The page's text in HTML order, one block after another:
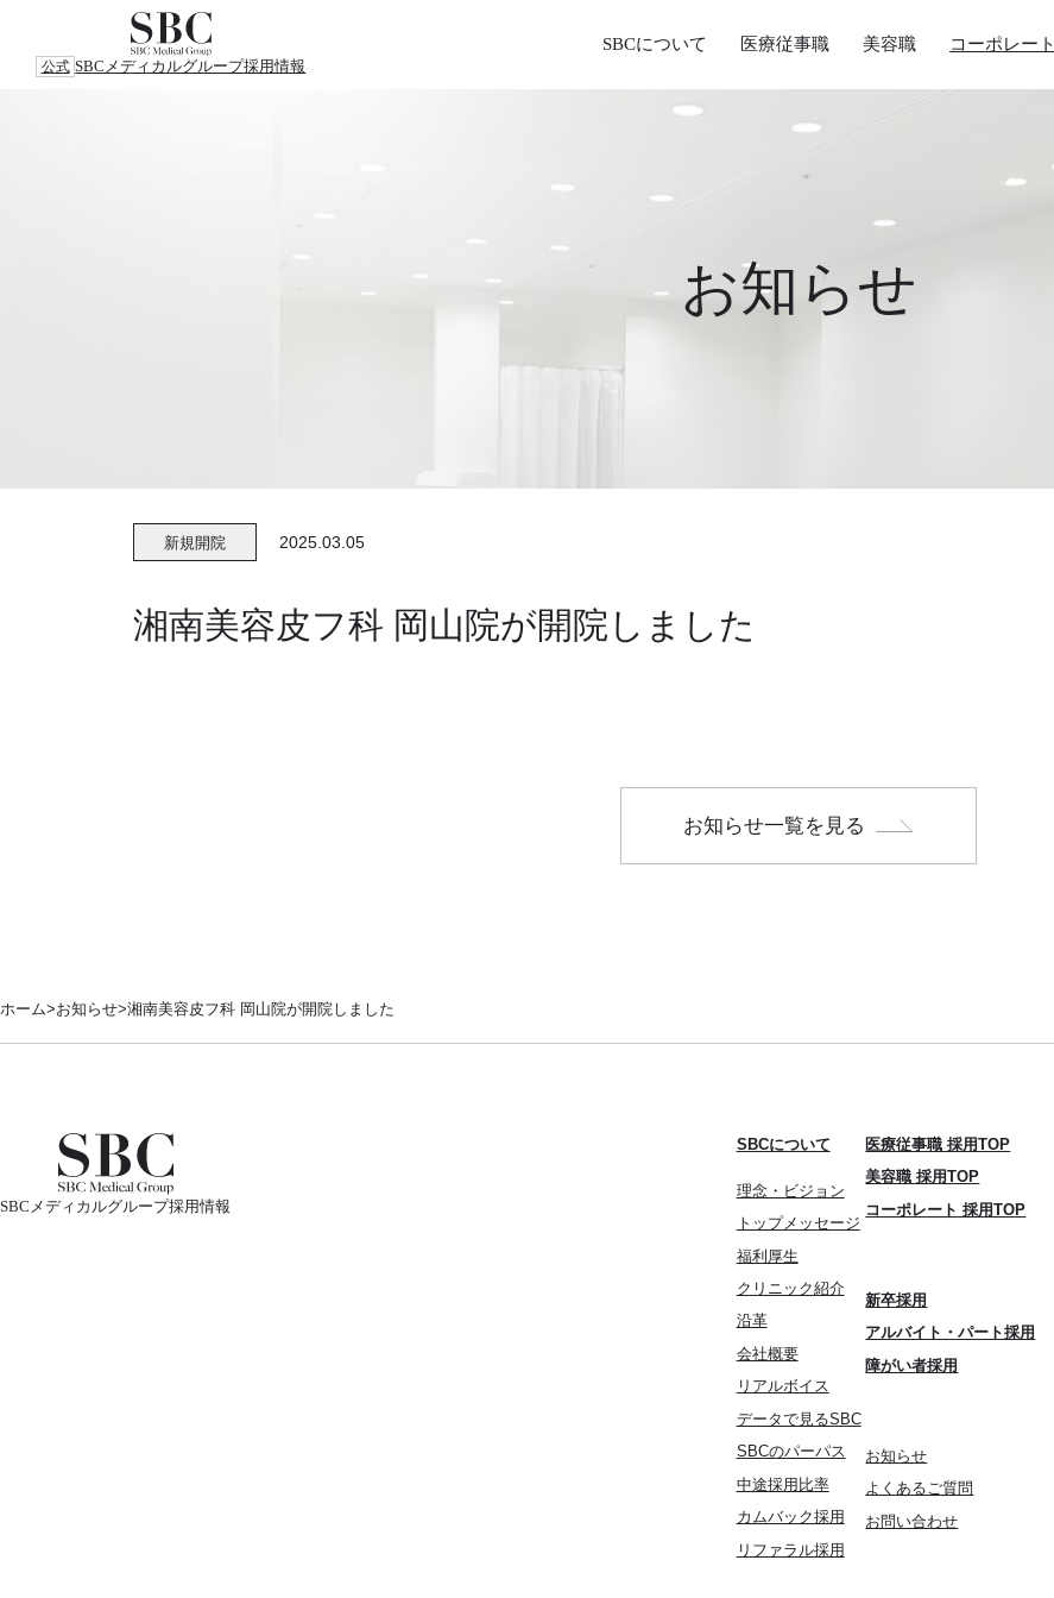
公式 SBCメディカルグループ採用情報
SBCについて 医療従事職 美容職 コーポレート
お知らせ
新規開院 2025.03.05
湘南美容皮フ科 岡山院が開院しました
お知らせ一覧を見る
ホーム お知らせ 湘南美容皮フ科 岡山院が開院しました
SBCメディカルグループ採用情報
SBCについて
理念・ビジョン
トップメッセージ
福利厚生
クリニック紹介
沿革
会社概要
リアルボイス
データで見るSBC
SBCのパーパス
中途採用比率
カムバック採用
リファラル採用
医療従事職 採用TOP
美容職 採用TOP
コーポレート 採用TOP
新卒採用
アルバイト・パート採用
障がい者採用
お知らせ
よくあるご質問
お問い合わせ